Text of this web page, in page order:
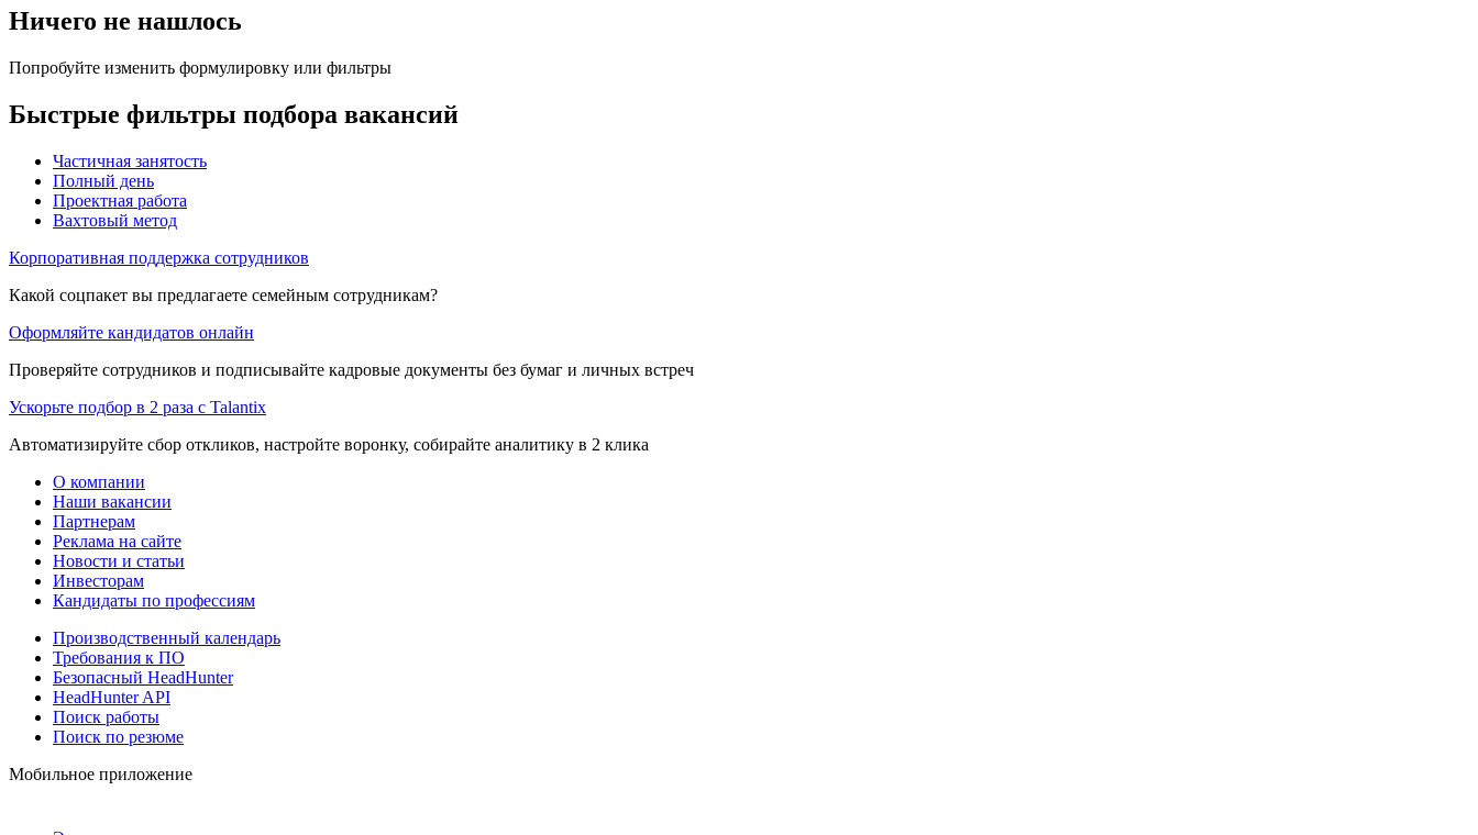
Ничего не нашлось
Попробуйте изменить формулировку или фильтры
Быстрые фильтры подбора вакансий
Частичная занятость
Полный день
Проектная работа
Вахтовый метод
Корпоративная поддержка сотрудников
Какой соцпакет вы предлагаете семейным сотрудникам?
Оформляйте кандидатов онлайн
Проверяйте сотрудников и подписывайте кадровые документы без бумаг и личных встреч
Ускорьте подбор в 2 раза с Talantix
Автоматизируйте сбор откликов, настройте воронку, собирайте аналитику в 2 клика
О компании
Наши вакансии
Партнерам
Реклама на сайте
Новости и статьи
Инвесторам
Кандидаты по профессиям
Производственный календарь
Требования к ПО
Безопасный HeadHunter
HeadHunter API
Поиск работы
Поиск по резюме
Мобильное приложение